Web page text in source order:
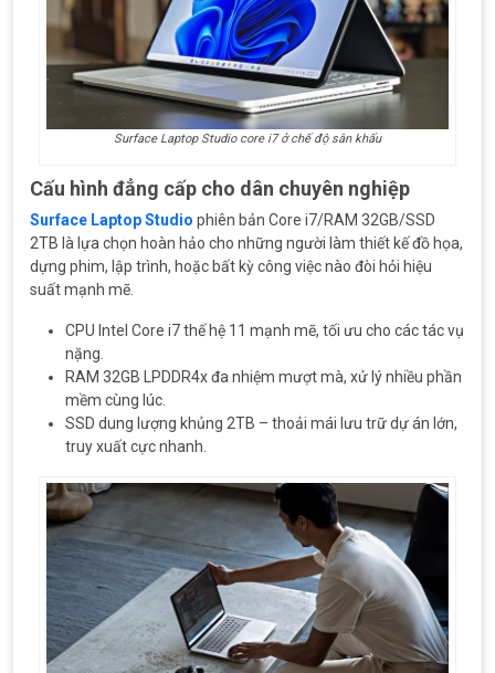
Surface Laptop Studio core i7 ở chế độ sân khấu
Cấu hình đẳng cấp cho dân chuyên nghiệp
Surface Laptop Studio phiên bản Core i7/RAM 32GB/SSD
2TB là lựa chọn hoàn hảo cho những người làm thiết kế đồ họa,
dựng phim, lập trình, hoặc bất kỳ công việc nào đòi hỏi hiệu
suất mạnh mẽ.
CPU Intel Core i7 thế hệ 11 mạnh mẽ, tối ưu cho các tác vụ
nặng.
RAM 32GB LPDDR4x đa nhiệm mượt mà, xử lý nhiều phần
mềm cùng lúc.
SSD dung lượng khủng 2TB – thoải mái lưu trữ dự án lớn,
truy xuất cực nhanh.